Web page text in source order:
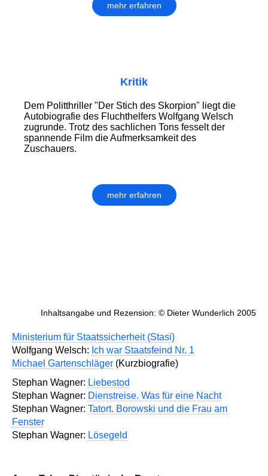
mehr erfahren
Kritik
Dem Politthriller "Der Stich des Skorpion" liegt die
Autobiografie des Fluchthelfers Wolfgang Welsch
zugrunde. Trotz des sachlichen Tons fesselt der
spannende Film die Aufmerksamkeit des
Zuschauers.
mehr erfahren
Inhaltsangabe und Rezension: © Dieter Wunderlich 2005
Ministerium für Staatssicherheit (Stasi)
Wolfgang Welsch: Ich war Staatsfeind Nr. 1
Michael Gartenschläger (Kurzbiografie)
Stephan Wagner: Liebestod
Stephan Wagner: Dienstreise. Was für eine Nacht
Stephan Wagner: Tatort. Borowski und die Frau am
Fenster
Stephan Wagner: Lösegeld